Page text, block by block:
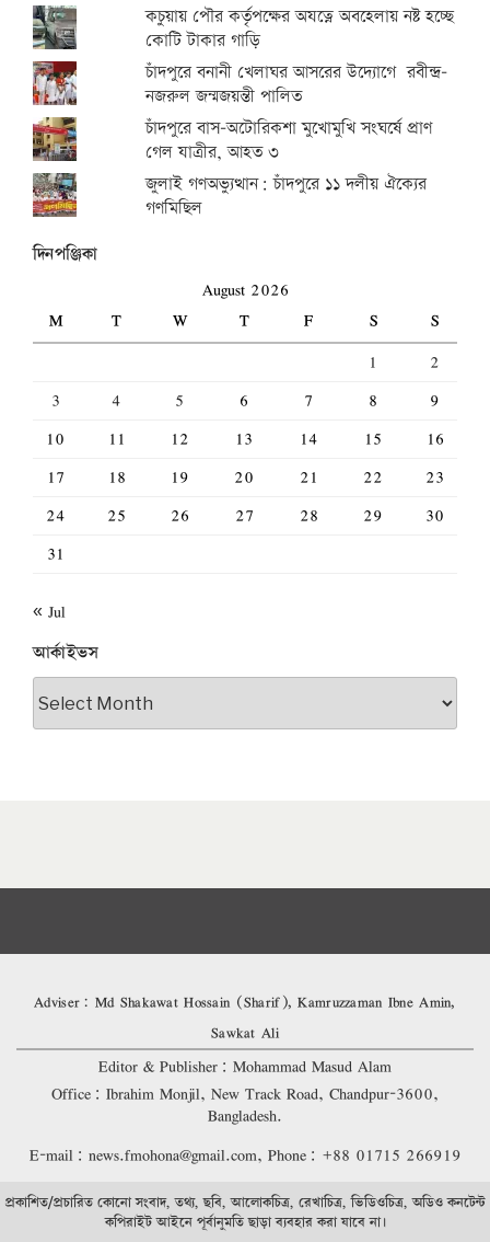
কচুয়ায় পৌর কর্তৃপক্ষের অযত্নে অবহেলায় নষ্ট হচ্ছে
কোটি টাকার গাড়ি
চাঁদপুরে বনানী খেলাঘর আসরের উদ্যোগে রবীন্দ্র-
নজরুল জন্মজয়ন্তী পালিত
চাঁদপুরে বাস-অটোরিকশা মুখোমুখি সংঘর্ষে প্রাণ
গেল যাত্রীর, আহত ৩
জুলাই গণঅভ্যুত্থান: চাঁদপুরে ১১ দলীয় ঐক্যের
গণমিছিল
দিনপঞ্জিকা
August 2026
M
T W T F S
S
1
2
3
4 5 6 7 8
9
10
11 12 13 14 15
16
17
18 19 20 21 22
23
24
25 26 27 28 29
30
31
« Jul
আর্কাইভস
আর্কাইভস
Adviser: Md Shakawat Hossain (Sharif), Kamruzzaman Ibne Amin,
Sawkat Ali
Editor & Publisher: Mohammad Masud Alam
Office: Ibrahim Monjil, New Track Road, Chandpur-3600,
Bangladesh.
E-mail: news.fmohona@gmail.com, Phone: +88 01715 266919
প্রকাশিত/প্রচারিত কোনো সংবাদ, তথ্য, ছবি, আলোকচিত্র, রেখাচিত্র, ভিডিওচিত্র, অডিও কনটেন্ট
কপিরাইট আইনে পূর্বানুমতি ছাড়া ব্যবহার করা যাবে না।